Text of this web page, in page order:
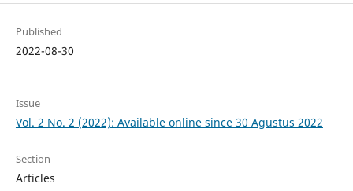
Published
2022-08-30
Issue
Vol. 2 No. 2 (2022): Available online since 30 Agustus 2022
Section
Articles